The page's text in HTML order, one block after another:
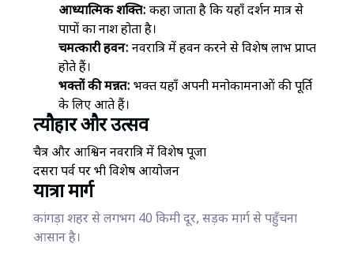
आध्यात्मिक शक्ति: कहा जाता है कि यहाँ दर्शन मात्र से
पापों का नाश होता है।
चमत्कारी हवन: नवरात्रि में हवन करने से विशेष लाभ प्राप्त
होते हैं।
भक्तों की मन्नत: भक्त यहाँ अपनी मनोकामनाओं की पूर्ति
के लिए आते हैं।
त्यौहार और उत्सव
चैत्र और आश्विन नवरात्रि में विशेष पूजा
दसरा पर्व पर भी विशेष आयोजन
यात्रा मार्ग
कांगड़ा शहर से लगभग 40 किमी दूर, सड़क मार्ग से पहुँचना
आसान है।